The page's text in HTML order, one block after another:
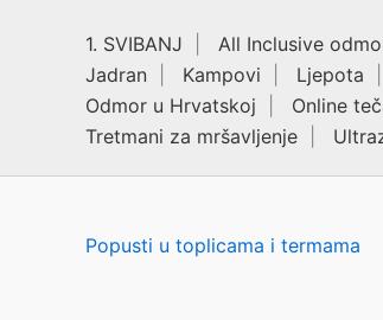
1. SVIBANJ All Inclusive
Jadran
Kampovi Ljepota
Odmor u Hrvatskoj
Online
Tretmani za mršavljenje
Popusti u toplicama i termama